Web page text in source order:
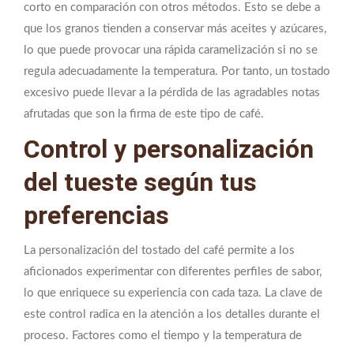
corto en comparación con otros métodos. Esto se debe a
que los granos tienden a conservar más aceites y azúcares,
lo que puede provocar una rápida caramelización si no se
regula adecuadamente la temperatura. Por tanto, un tostado
excesivo puede llevar a la pérdida de las agradables notas
afrutadas que son la firma de este tipo de café.
Control y personalización
del tueste según tus
preferencias
La personalización del tostado del café permite a los
aficionados experimentar con diferentes perfiles de sabor,
lo que enriquece su experiencia con cada taza. La clave de
este control radica en la atención a los detalles durante el
proceso. Factores como el tiempo y la temperatura de